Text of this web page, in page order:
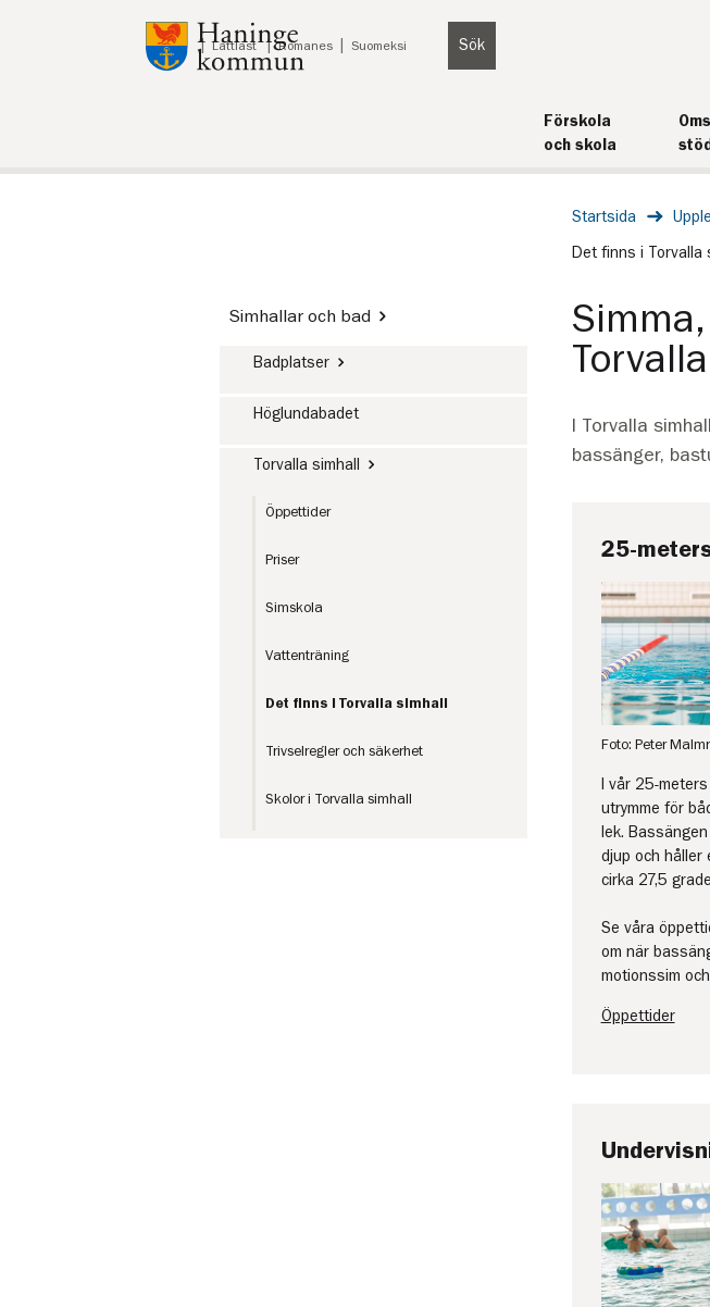
Till innehåll på sidan
Lyssna Lättläst Romanes Suomeksi Sök
Förskola
och skola
stöd
Startsida
Det finns i Torvalla
Simhallar och bad
Badplatser
Höglundabadet
Torvalla simhall
Öppettider
Priser
Simskola
Vattenträning
Det finns i Torvalla simhall
Trivselregler och säkerhet
Skolor i Torvalla simhall
I Torvalla
bassänger,
25-
Foto: Peter
I vår 25-
utrymme för
lek.
djup och håller
cirka 27,5
Se våra
om när
motionssim
Öppettider